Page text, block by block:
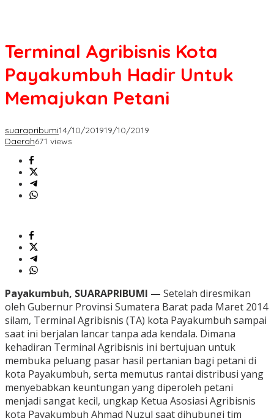
Terminal Agribisnis Kota
Payakumbuh Hadir Untuk
Memajukan Petani
suarapribumi14/10/201919/10/2019
Daerah671 views
Payakumbuh, SUARAPRIBUMI — Setelah diresmikan
oleh Gubernur Provinsi Sumatera Barat pada Maret 2014
silam, Terminal Agribisnis (TA) kota Payakumbuh sampai
saat ini berjalan lancar tanpa ada kendala. Dimana
kehadiran Terminal Agribisnis ini bertujuan untuk
membuka peluang pasar hasil pertanian bagi petani di
kota Payakumbuh, serta memutus rantai distribusi yang
menyebabkan keuntungan yang diperoleh petani
menjadi sangat kecil, ungkap Ketua Asosiasi Agribisnis
kota Payakumbuh Ahmad Nuzul saat dihubungi tim